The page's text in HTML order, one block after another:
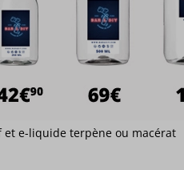
e-liquide terpène ou macérat